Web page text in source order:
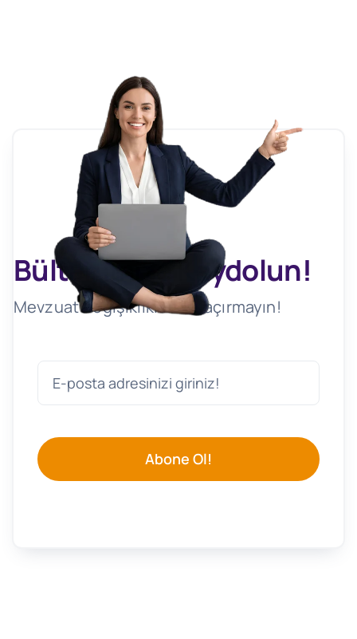
Bültenimize Kaydolun!
Mevzuat Değişikliklerini Kaçırmayın!
Abone Ol!